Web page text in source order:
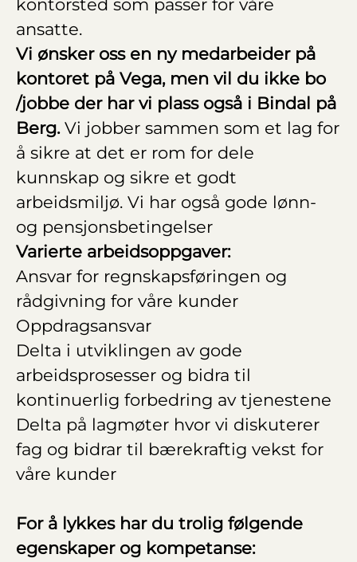
kontorsted som passer for våre
ansatte.
Vi ønsker oss en ny medarbeider på
kontoret på Vega, men vil du ikke bo
/jobbe der har vi plass også i Bindal på
Berg.Vi jobber sammen som et lag for
å sikre at det er rom for dele
kunnskap og sikre et godt
arbeidsmiljø. Vi har også gode lønn-
og pensjonsbetingelser
Varierte arbeidsoppgaver:
Ansvar for regnskapsføringen og
rådgivning for våre kunder
Oppdragsansvar
Delta i utviklingen av gode
arbeidsprosesser og bidra til
kontinuerlig forbedring av tjenestene
Delta på lagmøter hvor vi diskuterer
fag og bidrar til bærekraftig vekst for
våre kunder
For å lykkes har du trolig følgende
egenskaper og kompetanse: